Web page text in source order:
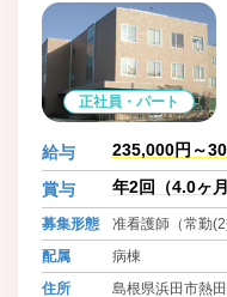
正社員・パート
給与 235,000円～
賞与 年2回（4.0ヶ月
募集形態
准看護師（常勤(2
配属
病棟
住所
島根県浜田市熱